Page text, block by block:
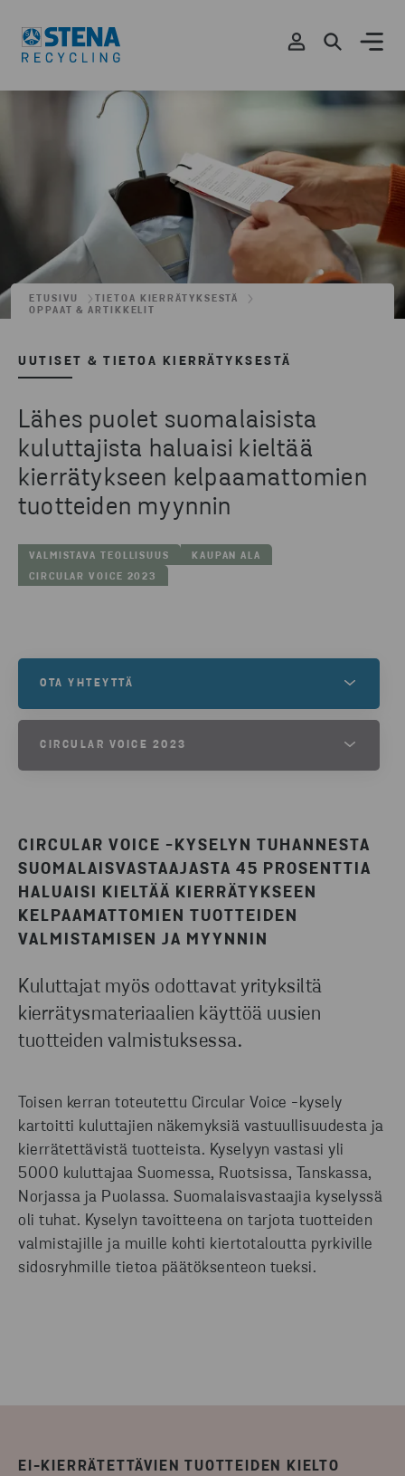
ETUSIVU
TIETOA KIERRÄTYKSESTÄ
OPPAAT & ARTIKKELIT
UUTISET & TIETOA KIERRÄTYKSESTÄ
Lähes puolet suomalaisista
kuluttajista haluaisi kieltää
kierrätykseen kelpaamattomien
tuotteiden myynnin
VALMISTAVA TEOLLISUUS KAUPAN ALA
CIRCULAR VOICE 2023
CIRCULAR VOICE -KYSELYN TUHANNESTA
SUOMALAISVASTAAJASTA 45 PROSENTTIA
HALUAISI KIELTÄÄ KIERRÄTYKSEEN
KELPAAMATTOMIEN TUOTTEIDEN
VALMISTAMISEN JA MYYNNIN
Kuluttajat myös odottavat yrityksiltä
kierrätysmateriaalien käyttöä uusien
tuotteiden valmistuksessa.
Toisen kerran toteutettu Circular Voice -kysely
kartoitti kuluttajien näkemyksiä vastuullisuudesta ja
kierrätettävistä tuotteista. Kyselyyn vastasi yli
5000 kuluttajaa Suomessa, Ruotsissa, Tanskassa,
Norjassa ja Puolassa. Suomalaisvastaajia kyselyssä
oli tuhat. Kyselyn tavoitteena on tarjota tuotteiden
valmistajille ja muille kohti kiertotaloutta pyrkiville
sidosryhmille tietoa päätöksenteon tueksi.
EI-KIERRÄTETTÄVIEN TUOTTEIDEN KIELTO
OTA YHTEYTTÄ
OTA YHTEYTTÄ
CIRCULAR VOICE 2023